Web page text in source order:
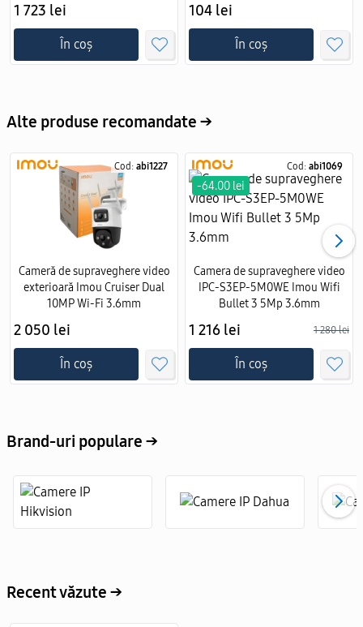
1 723 lei
În coș
104 lei
În coș
Alte produse recomandate →
Cod: abi1227
Cameră de supraveghere video
exterioară Imou Cruiser Dual
10MP Wi-Fi 3.6mm
2 050 lei
În coș
Cod: abi1069
-64.00 lei
Camera de supraveghere video
IPC-S3EP-5M0WE Imou Wifi
Bullet 3 5Mp 3.6mm
1 216 lei 1 280 lei
În coș
Brand-uri populare →
Recent văzute →